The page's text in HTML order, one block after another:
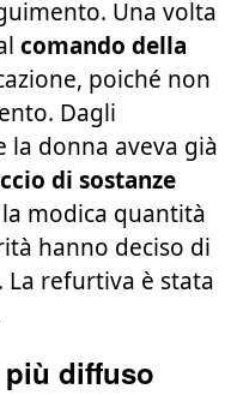
Una volta
comando della
poiché non
Dagli
la donna aveva già
di sostanze
modica quantità
hanno deciso di
refurtiva è stata
più diffuso